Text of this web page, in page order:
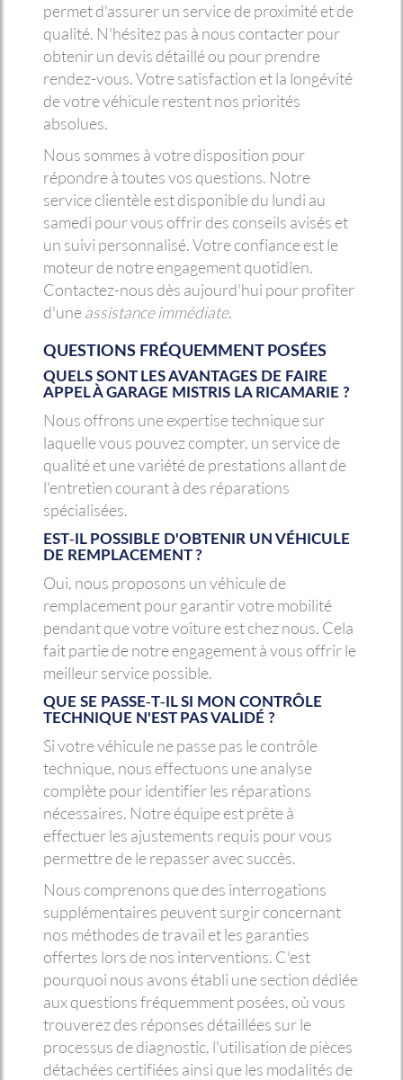
permet d'assurer un service de proximité et de
qualité. N'hésitez pas à nous contacter pour
obtenir un devis détaillé ou pour prendre
rendez-vous. Votre satisfaction et la longévité
de votre véhicule restent nos priorités
absolues.
Nous sommes à votre disposition pour
répondre à toutes vos questions. Notre
service clientèle est disponible du lundi au
samedi pour vous offrir des conseils avisés et
un suivi personnalisé. Votre confiance est le
moteur de notre engagement quotidien.
Contactez-nous dès aujourd'hui pour profiter
d'uneassistance immédiate.
QUESTIONS FRÉQUEMMENT POSÉES
QUELS SONT LES AVANTAGES DE FAIRE
APPEL À GARAGE MISTRIS LA RICAMARIE ?
Nous offrons une expertise technique sur
laquelle vous pouvez compter, un service de
qualité et une variété de prestations allant de
l'entretien courant à des réparations
spécialisées.
EST-IL POSSIBLE D'OBTENIR UN VÉHICULE
DE REMPLACEMENT ?
Oui, nous proposons un véhicule de
remplacement pour garantir votre mobilité
pendant que votre voiture est chez nous. Cela
fait partie de notre engagement à vous offrir le
meilleur service possible.
QUE SE PASSE-T-IL SI MON CONTRÔLE
TECHNIQUE N'EST PAS VALIDÉ ?
Si votre véhicule ne passe pas le contrôle
technique, nous effectuons une analyse
complète pour identifier les réparations
nécessaires. Notre équipe est prête à
effectuer les ajustements requis pour vous
permettre de le repasser avec succès.
Nous comprenons que des interrogations
supplémentaires peuvent surgir concernant
nos méthodes de travail et les garanties
offertes lors de nos interventions. C'est
pourquoi nous avons établi une section dédiée
aux questions fréquemment posées, où vous
trouverez des réponses détaillées sur le
processus de diagnostic, l'utilisation de pièces
détachées certifiées ainsi que les modalités de